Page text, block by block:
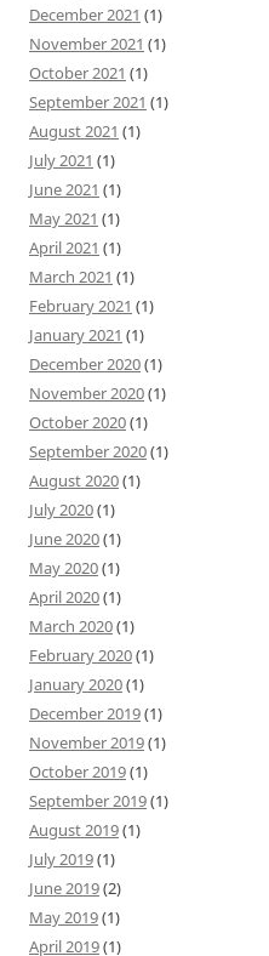
December 2021 (1)
November 2021 (1)
October 2021 (1)
September 2021 (1)
August 2021 (1)
July 2021 (1)
June 2021 (1)
May 2021 (1)
April 2021 (1)
March 2021 (1)
February 2021 (1)
January 2021 (1)
December 2020(1)
November 2020(1)
October 2020(1)
September 2020(1)
August 2020(1)
July 2020(1)
June 2020(1)
May 2020(1)
April 2020(1)
March 2020(1)
February 2020(1)
January 2020(1)
December 2019(1)
November 2019(1)
October 2019(1)
September 2019(1)
August 2019(1)
July 2019(1)
June 2019(2)
May 2019(1)
April 2019(1)